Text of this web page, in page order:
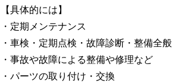
【具体的には】
・定期メンテナンス
・車検・定期点検・故障診断・整備全般
・事故や故障による整備や修理など
・パーツの取り付け・交換